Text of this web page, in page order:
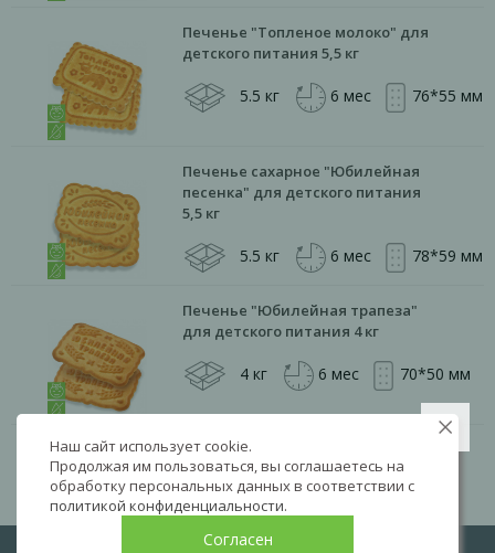
Печенье "Топленое молоко" для
детского питания 5,5 кг
5.5 кг 6 мес 76*55 мм
Печенье сахарное "Юбилейная
песенка" для детского питания
5,5 кг
5.5 кг 6 мес 78*59 мм
Печенье "Юбилейная трапеза"
для детского питания 4 кг
4 кг 6 мес 70*50 мм
1 2 3 ... 7 8
Наш сайт использует cookie.
Продолжая им пользоваться, вы соглашаетесь на
обработку персональных данных в соответствии с
политикой конфиденциальности.
Согласен